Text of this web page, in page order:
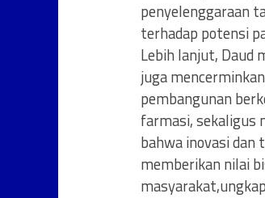
penyelenggaraan
terhadap potensi
Lebih lanjut, Daud
juga
pembangunan
farmasi, sekaligus
bahwa inovasi dan
memberikan nilai